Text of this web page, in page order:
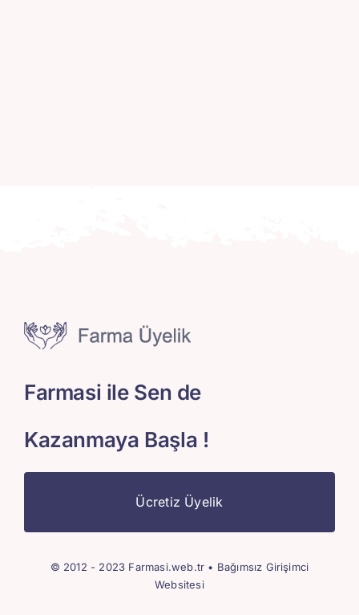
Farmasi ile Sen de
Kazanmaya Başla !
Ücretiz Üyelik
© 2012 - 2023 Farmasi.web.tr • Bağımsız Girişimci
Websitesi